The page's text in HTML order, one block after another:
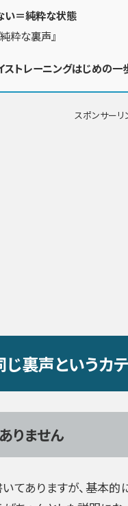
い＝純粋な状態
粋な裏声』
ストレーニングはじめの一
スポンサーリ
裏声というカ
りません
てありますが、基本的